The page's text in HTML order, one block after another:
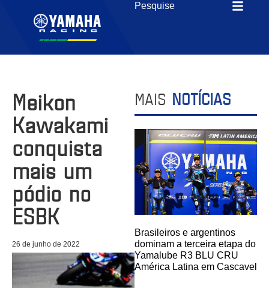
Meikon
Kawakami
conquista
mais um
pódio no
ESBK
26 de junho de 2022
MAIS NOTÍCIAS
Brasileiros e argentinos
dominam a terceira etapa do
Yamalube R3 BLU CRU
América Latina em Cascavel